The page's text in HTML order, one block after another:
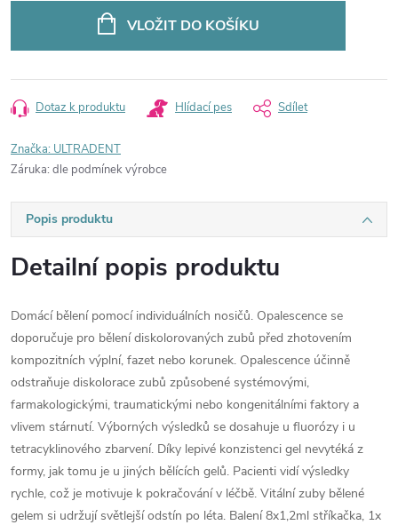
VLOŽIT DO KOŠÍKU
Dotaz k produktu Hlídací pes Sdílet
Značka: ULTRADENT
Záruka: dle podmínek výrobce
Popis produktu
Detailní popis produktu
Domácí bělení pomocí individuálních nosičů. Opalescence se
doporučuje pro bělení diskolorovaných zubů před zhotovením
kompozitních výplní, fazet nebo korunek. Opalescence účinně
odstraňuje diskolorace zubů způsobené systémovými,
farmakologickými, traumatickými nebo kongenitálními faktory a
vlivem stárnutí. Výborných výsledků se dosahuje u fluorózy i u
tetracyklinového zbarvení. Díky lepivé konzistenci gel nevytéká z
formy, jak tomu je u jiných bělících gelů. Pacienti vidí výsledky
rychle, což je motivuje k pokračování v léčbě. Vitální zuby bělené
gelem si udržují světlejší odstín po léta. Balení 8x1,2ml stříkačka, 1x